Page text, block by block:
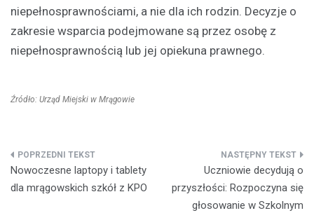
niepełnosprawnościami, a nie dla ich rodzin. Decyzje o
zakresie wsparcia podejmowane są przez osobę z
niepełnosprawnością lub jej opiekuna prawnego.
Źródło: Urząd Miejski w Mrągowie
Nawigacja
wpisu
Nowoczesne laptopy i tablety
dla mrągowskich szkół z KPO
Uczniowie decydują o
przyszłości: Rozpoczyna się
głosowanie w Szkolnym